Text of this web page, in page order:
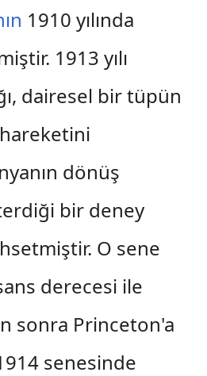
1910 yılında
1913 yılı
dairesel bir tüpün
dönüş
bir deney
O sene
derecesi ile
sonra Princeton'a
senesinde